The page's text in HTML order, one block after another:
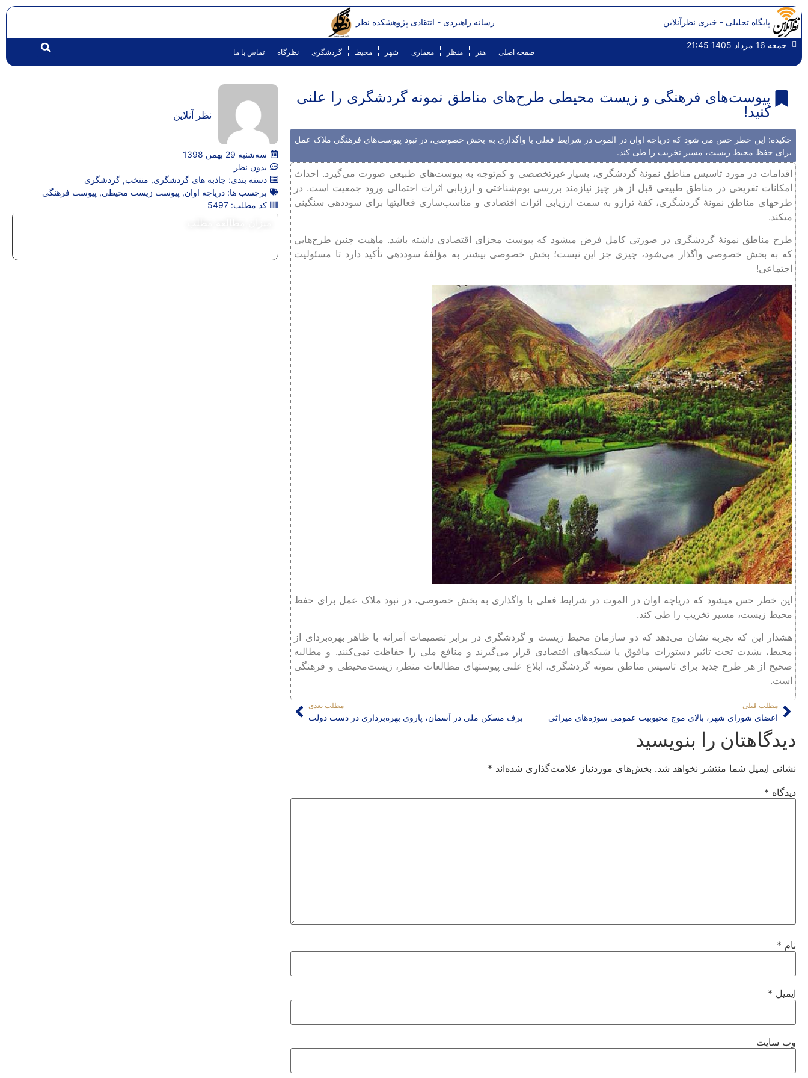
پایگاه تحلیلی - خبری نظرآنلاین رسانه راهبردی - انتقادی پژوهشکده نظر
جمعه 16 مرداد 1405 21:45
صفحه اصلی هنر منظر معماری شهر محیط گردشگری نظرگاه تماس با ما
پیوست‌های فرهنگی و زیست محیطی طرح‌های مناطق نمونه گردشگری را علنی
کنید!
چکیده: این خطر حس می شود که دریاچه اوان در الموت در شرایط فعلی با واگذاری به بخش خصوصی، در نبود پیوست‌های فرهنگی ملاک عمل
برای حفظ محیط زیست، مسیر تخریب را طی کند.
اقدامات در مورد تاسیس مناطق نمونۀ گردشگری، بسیار غیرتخصصی و کم‌توجه به پیوست‌های طبیعی صورت می‌گیرد. احداث
امکانات تفریحی در مناطق طبیعی قبل از هر چیز نیازمند بررسی بوم‌شناختی و ارزیابی اثرات احتمالی ورود جمعیت است. در
طرحهای مناطق نمونۀ گردشگری، کفۀ ترازو به سمت ارزیابی اثرات اقتصادی و مناسب‌سازی فعالیتها برای سوددهی سنگینی
میکند.
طرح مناطق نمونۀ گردشگری در صورتی کامل فرض میشود که پیوست مجزای اقتصادی داشته باشد. ماهیت چنین طرح‌هایی
که به بخش خصوصی واگذار می‌شود، چیزی جز این نیست؛ بخش خصوصی بیشتر به مؤلفۀ سوددهی تأکید دارد تا مسئولیت
اجتماعی!
این خطر حس میشود که دریاچه اوان در الموت در شرایط فعلی با واگذاری به بخش خصوصی، در نبود ملاک عمل برای حفظ
محیط زیست، مسیر تخریب را طی کند.
هشدار این که تجربه نشان می‌دهد که دو سازمان محیط‌ زیست و گردشگری در برابر تصمیمات آمرانه با ظاهر بهره‌بردای از
محیط، بشدت تحت تاثیر دستورات مافوق یا شبکه‌های اقتصادی قرار می‌گیرند و منافع ملی را حفاظت نمی‌کنند. و مطالبه
صحیح از هر طرح جدید برای تاسیس مناطق نمونه گردشگری، ابلاغ علنی پیوستهای مطالعات منظر، زیست‌محیطی و فرهنگی
است.
مطلب قبلی
اعضای شورای شهر، بالای موج محبوبیت عمومی سوژه‌های میراثی
مطلب بعدی
برف مسکن ملی در آسمان، پاروی بهره‌برداری در دست دولت
دیدگاهتان را بنویسید
نشانی ایمیل شما منتشر نخواهد شد. بخش‌های موردنیاز علامت‌گذاری شده‌اند *
دیدگاه *
نام *
ایمیل *
وب‌ سایت
نظر آنلاین
سه‌شنبه 29 بهمن 1398
بدون نظر
دسته بندی: جاذبه های گردشگری, منتخب, گردشگری
برچسب ها: دریاچه اوان, پیوست زیست محیطی, پیوست فرهنگی
کد مطلب: 5497